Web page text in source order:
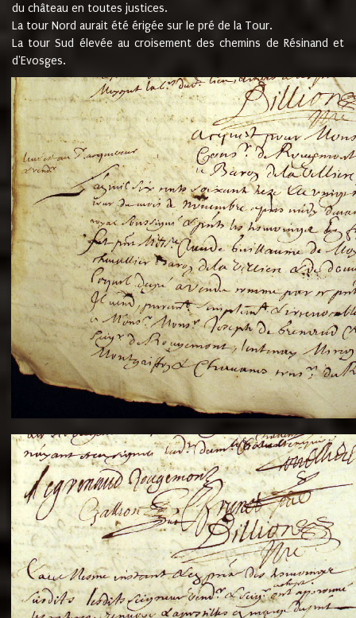
du château en toutes justices.
La tour Nord aurait été érigée sur le pré de la Tour.
La tour Sud élevée au croisement des chemins de Résinand et
d'Evosges.